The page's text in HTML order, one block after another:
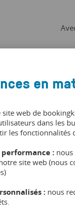
vos
24h/24,
appareil.
en
site web de
dans les
les fonctionnalités
performance :
site web (nous
: nous